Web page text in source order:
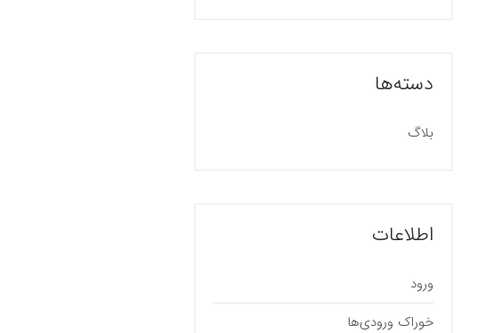
دسته‌ها
بلاگ
اطلاعات
ورود
خوراک ورودی‌ها